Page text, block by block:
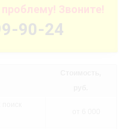
Звоните!
90-24